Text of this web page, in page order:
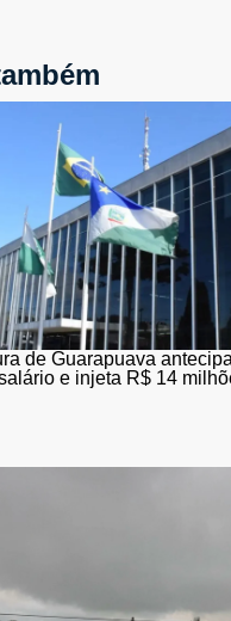
de Guarapuava
e injeta R$ 14